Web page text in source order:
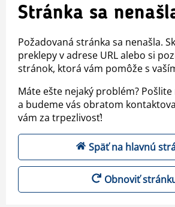
Stránka sa
Požadovaná stránka sa nenašla.
preklepy v adrese URL alebo si
stránok, ktorá vám pomôže s
Máte ešte nejaký problém?
a budeme vás obratom
vám za trpezlivosť!
Späť na hlavnú
Obnoviť